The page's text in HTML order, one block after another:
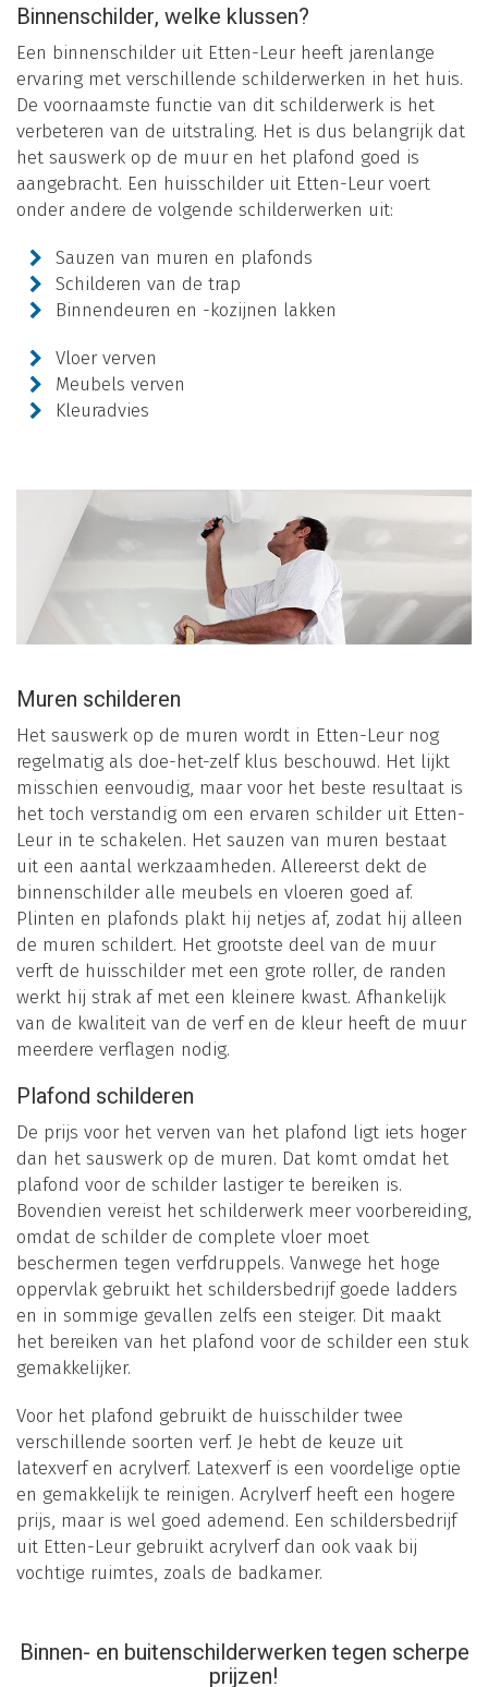
Binnenschilder, welke klussen?
Een binnenschilder uit Etten-Leur heeft jarenlange
ervaring met verschillende schilderwerken in het huis.
De voornaamste functie van dit schilderwerk is het
verbeteren van de uitstraling. Het is dus belangrijk dat
het sauswerk op de muur en het plafond goed is
aangebracht. Een huisschilder uit Etten-Leur voert
onder andere de volgende schilderwerken uit:
Sauzen van muren en plafonds
Schilderen van de trap
Binnendeuren en -kozijnen lakken
Vloer verven
Meubels verven
Kleuradvies
Muren schilderen
Het sauswerk op de muren wordt in Etten-Leur nog
regelmatig als doe-het-zelf klus beschouwd. Het lijkt
misschien eenvoudig, maar voor het beste resultaat is
het toch verstandig om een ervaren schilder uit Etten-
Leur in te schakelen. Het sauzen van muren bestaat
uit een aantal werkzaamheden. Allereerst dekt de
binnenschilder alle meubels en vloeren goed af.
Plinten en plafonds plakt hij netjes af, zodat hij alleen
de muren schildert. Het grootste deel van de muur
verft de huisschilder met een grote roller, de randen
werkt hij strak af met een kleinere kwast. Afhankelijk
van de kwaliteit van de verf en de kleur heeft de muur
meerdere verflagen nodig.
Plafond schilderen
De prijs voor het verven van het plafond ligt iets hoger
dan het sauswerk op de muren. Dat komt omdat het
plafond voor de schilder lastiger te bereiken is.
Bovendien vereist het schilderwerk meer voorbereiding,
omdat de schilder de complete vloer moet
beschermen tegen verfdruppels. Vanwege het hoge
oppervlak gebruikt het schildersbedrijf goede ladders
en in sommige gevallen zelfs een steiger. Dit maakt
het bereiken van het plafond voor de schilder een stuk
gemakkelijker.
Voor het plafond gebruikt de huisschilder twee
verschillende soorten verf. Je hebt de keuze uit
latexverf en acrylverf. Latexverf is een voordelige optie
en gemakkelijk te reinigen. Acrylverf heeft een hogere
prijs, maar is wel goed ademend. Een schildersbedrijf
uit Etten-Leur gebruikt acrylverf dan ook vaak bij
vochtige ruimtes, zoals de badkamer.
Binnen- en buitenschilderwerken tegen scherpe
prijzen!